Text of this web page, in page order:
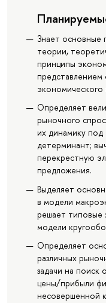
Знает основные
теории,
принципы
экономического
Определяет
рыночного
их динамику
детерминант;
перекрестную
предложения.
Выделяет
в модели
решает типовые
модели
Определяет
различных
задачи на поиск
цены/прибыли
несовершенной